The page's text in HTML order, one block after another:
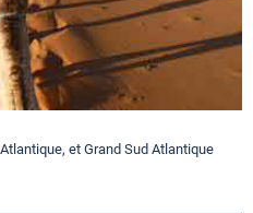
et Grand Sud Atlantique